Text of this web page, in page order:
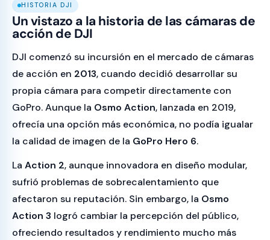
HISTORIA DJI
Un vistazo a la historia de las cámaras de
acción de DJI
DJI comenzó su incursión en el mercado de cámaras
de acción en 2013, cuando decidió desarrollar su
propia cámara para competir directamente con
GoPro. Aunque la Osmo Action, lanzada en 2019,
ofrecía una opción más económica, no podía igualar
la calidad de imagen de la GoPro Hero 6.
La Action 2, aunque innovadora en diseño modular,
sufrió problemas de sobrecalentamiento que
afectaron su reputación. Sin embargo, la Osmo
Action 3 logró cambiar la percepción del público,
ofreciendo resultados y rendimiento mucho más